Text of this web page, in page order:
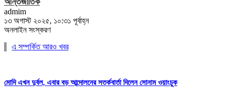
admim
১৩ অগাস্ট ২০২৫, ১০:৩১ পূর্বাহ্ন
অনলাইন সংস্করণ
এ সম্পর্কিত আরও খবর
মোদি এখন দুর্বল, এবার বড় আন্দোলনের সতর্কবার্তা দিলেন সোনাম ওয়াংচুক